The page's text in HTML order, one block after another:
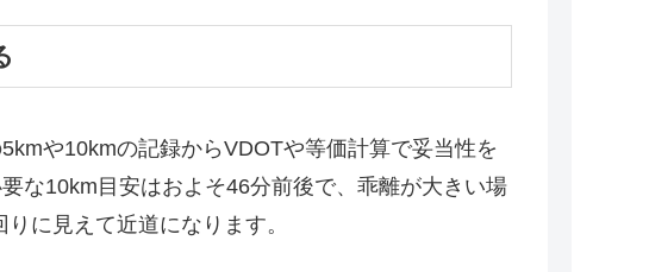
や10kmの記録からVDOTや等価計算で妥当性を
な10km目安はおよそ46分前後で、乖離が大きい場
に見えて近道になります。